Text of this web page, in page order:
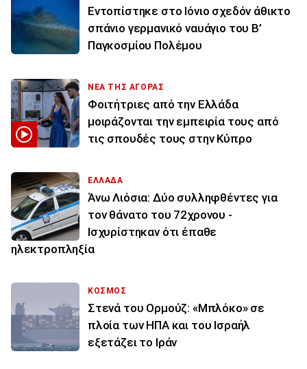
Εντοπίστηκε στο Ιόνιο σχεδόν άθικτο
σπάνιο γερμανικό ναυάγιο του Β’
Παγκοσμίου Πολέμου
ΝΕΑ ΤΗΣ ΑΓΟΡΑΣ
Φοιτήτριες από την Ελλάδα
μοιράζονται την εμπειρία τους από
τις σπουδές τους στην Κύπρο
ΕΛΛΑΔΑ
Άνω Λιόσια: Δύο συλληφθέντες για
τον θάνατο του 72χρονου -
Ισχυρίστηκαν ότι έπαθε
ηλεκτροπληξία
ΚΟΣΜΟΣ
Στενά του Ορμούζ: «Μπλόκο» σε
πλοία των ΗΠΑ και του Ισραήλ
εξετάζει το Ιράν